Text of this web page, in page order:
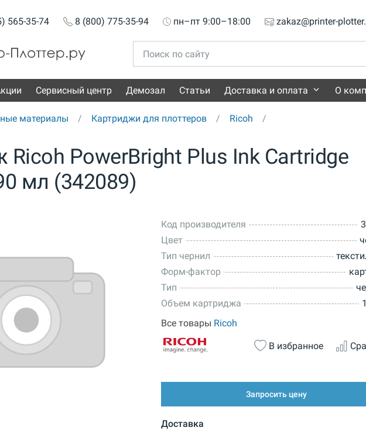
565-35-74 8 (800) 775-35-94 пн–пт 9:00–18:00 zakaz@printer-
Сервисный центр Демозал Статьи Доставка и оплата О
материалы Картриджи для плоттеров Ricoh
Ricoh PowerBright Plus Ink Cartridge
мл (342089)
Код производителя
Цвет
Тип чернил
Форм-фактор
Тип
Объем картриджа
Все товары Ricoh
В избранное
Запросить цену
Доставка